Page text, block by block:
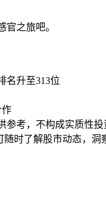
之旅吧。
名升至313位
作
考，不构成实质性
时了解股市动态，洞